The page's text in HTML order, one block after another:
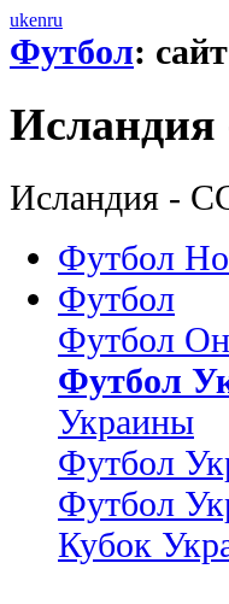
ukenru
Футбол:
Исландия -
Футбол
Футбол
Футбол
Футбол
Украины
Футбол
Футбол
Кубок